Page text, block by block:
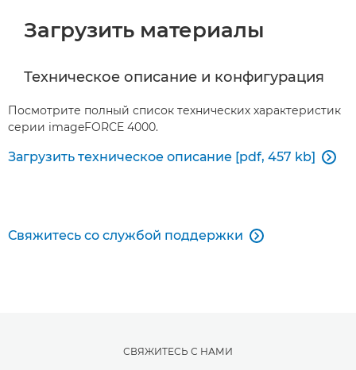
Загрузить материалы
Техническое описание и конфигурация
Посмотрите полный список технических характеристик
серии imageFORCE 4000.
Загрузить техническое описание [pdf, 457 kb] 
Свяжитесь со службой поддержки 
СВЯЖИТЕСЬ С НАМИ